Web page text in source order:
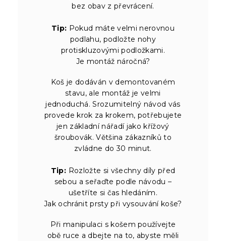
bez obav z převrácení.
Tip: Pokud máte velmi nerovnou
podlahu, podložte nohy
protiskluzovými podložkami.
Je montáž náročná?
Koš je dodáván v demontovaném
stavu, ale montáž je velmi
jednoduchá. Srozumitelný návod vás
provede krok za krokem, potřebujete
jen základní nářadí jako křížový
šroubovák. Většina zákazníků to
zvládne do 30 minut.
Tip: Rozložte si všechny díly před
sebou a seřaďte podle návodu –
ušetříte si čas hledáním.
Jak ochránit prsty při vysouvání koše?
Při manipulaci s košem používejte
obě ruce a dbejte na to, abyste měli